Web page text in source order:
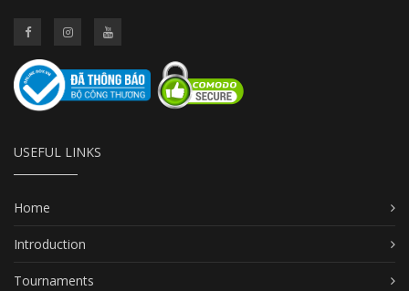
USEFUL LINKS
Home
Introduction
Tournaments